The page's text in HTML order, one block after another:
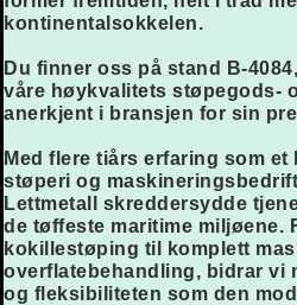
kontinentalsokkelen.
Du finner oss på stand B-4084
våre høykvalitets støpegods-
anerkjent i bransjen for sin
Med flere tiårs erfaring som
støperi og
Lettmetall skreddersydde
de tøffeste maritime miljøene.
kokillestøping til komplett
overflatebehandling, bidrar vi
og fleksibiliteten som den